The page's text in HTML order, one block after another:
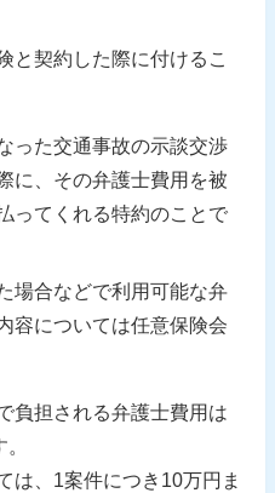
と契約した際に付けるこ
った交通事故の示談交渉
に、その弁護士費用を被
ってくれる特約のことで
場合などで利用可能な弁
容については任意保険会
負担される弁護士費用は
は、1案件につき10万円ま